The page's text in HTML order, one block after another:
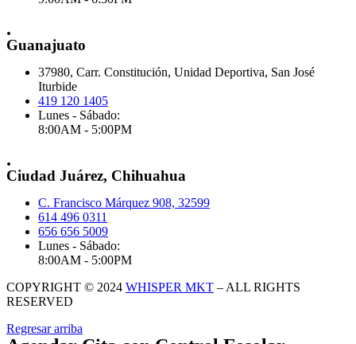
.
Guanajuato
37980, Carr. Constitución, Unidad Deportiva, San José
Iturbide
419 120 1405
Lunes - Sábado:
8:00AM - 5:00PM
.
Ciudad Juárez, Chihuahua
C. Francisco Márquez 908, 32599
614 496 0311
656 656 5009
Lunes - Sábado:
8:00AM - 5:00PM
COPYRIGHT © 2024 WHISPER MKT – ALL RIGHTS
RESERVED
Regresar arriba